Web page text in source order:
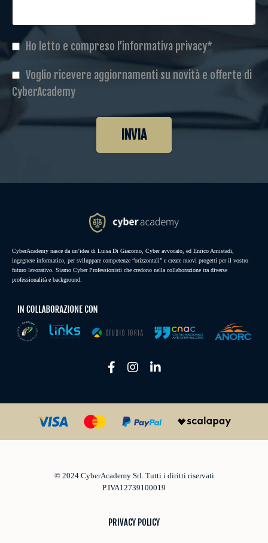
Ho letto e compreso l’informativa privacy*
Voglio ricevere aggiornamenti su novità e offerte di
CyberAcademy
INVIA
CyberAcademy nasce da un’idea di Luisa Di Giacomo, Cyber avvocato, ed Enrico Amistadi,
ingegnere informatico, per sviluppare competenze “orizzontali” e creare nuovi progetti per il vostro
futuro lavorativo. Siamo Cyber Professionisti che credono nella collaborazione tra diverse
professionalità e background.
© 2024 CyberAcademy Srl. Tutti i diritti riservati
P.IVA12739100019
PRIVACY POLICY